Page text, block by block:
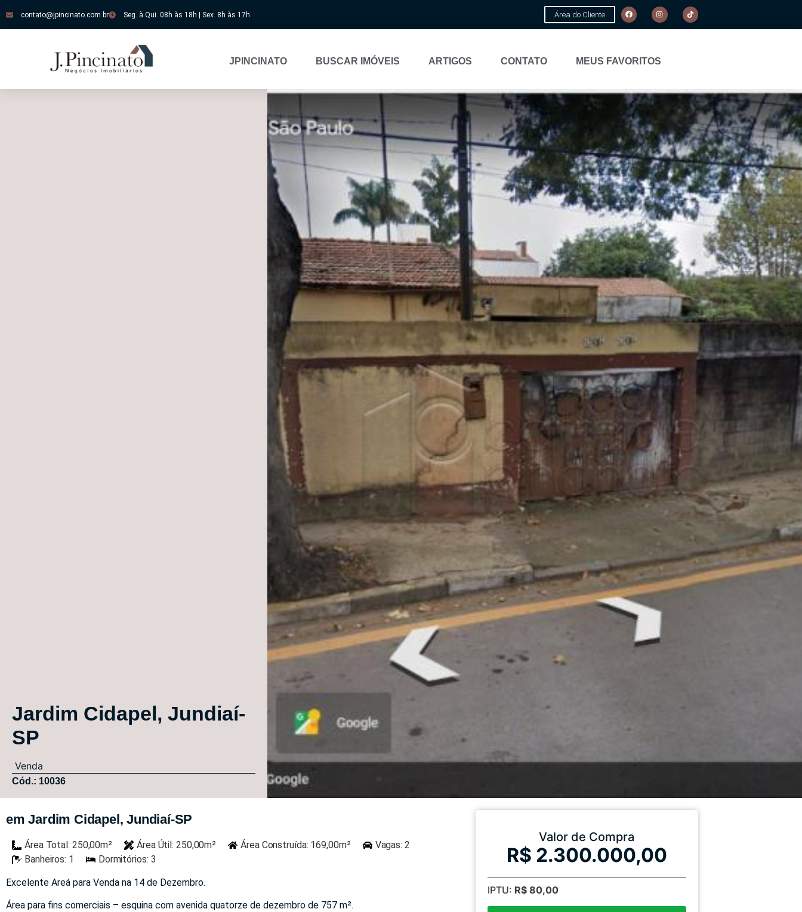
contato@jpincinato.com.br Seg. à Qui. 08h às 18h | Sex. 8h às 17h Área do Cliente
JPINCINATO BUSCAR IMÓVEIS ARTIGOS CONTATO MEUS FAVORITOS
Jardim Cidapel, Jundiaí-
SP
Venda
Cód.: 10036
em Jardim Cidapel, Jundiaí-SP
Área Total: 250,00m² Área Útil: 250,00m² Área Construída: 169,00m²
Vagas: 2
Banheiros: 1
Dormitórios: 3
Excelente Areá para Venda na 14 de Dezembro.
Área para fins comerciais – esquina com avenida quatorze de dezembro de 757 m².
Valor de Compra
R$ 2.300.000,00
IPTU: R$ 80,00